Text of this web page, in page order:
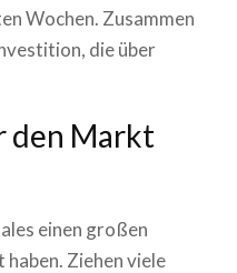
Wochen. Zusammen
die über
den Markt
einen großen
Ziehen viele